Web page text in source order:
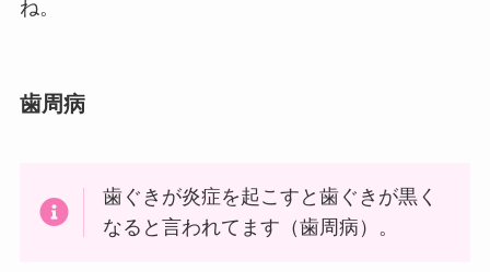
ね。
歯周病
歯ぐきが炎症を起こすと歯ぐきが黒く
なると言われてます（歯周病）。